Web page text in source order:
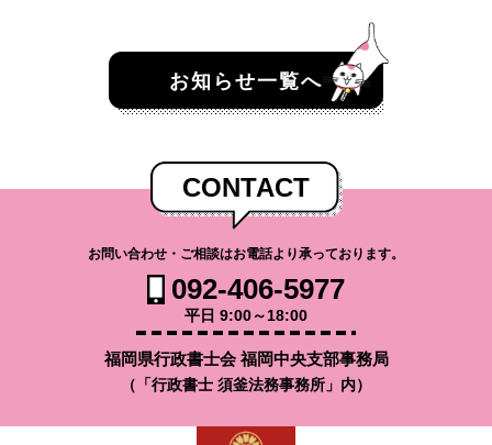
お知らせ一覧へ
CONTACT
お問い合わせ・ご相談はお電話より承っております。
092-406-5977
平日 9:00～18:00
福岡県行政書士会 福岡中央支部事務局
（「行政書士 須釜法務事務所」内）